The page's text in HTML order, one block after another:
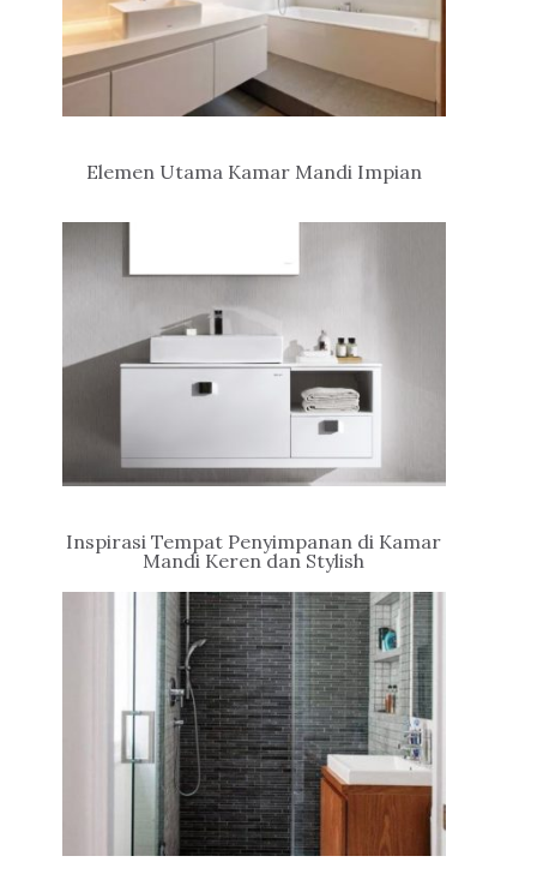
Elemen Utama Kamar Mandi Impian
Inspirasi Tempat Penyimpanan di Kamar
Mandi Keren dan Stylish